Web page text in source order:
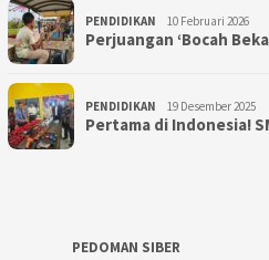
PENDIDIKAN 10 Februari 2026
Perjuangan ‘Bocah
PENDIDIKAN 19 Desember 2025
Pertama di Indonesia!
PEDOMAN SIBER